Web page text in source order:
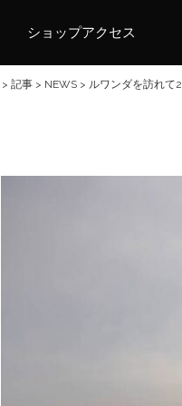
ショップアクセス
> 記事 > NEWS > ルワンダを訪れて2